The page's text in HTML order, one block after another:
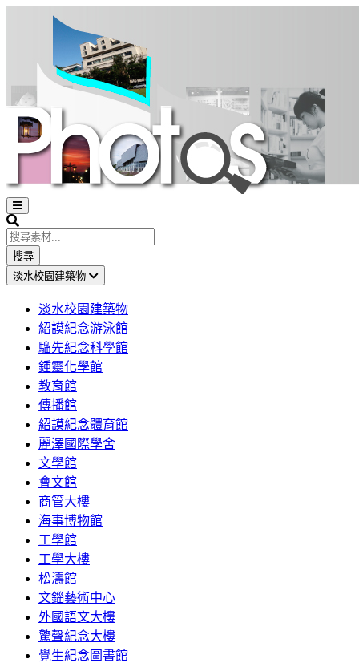
Open
sidebar
Search
搜尋
淡水校園建築物
淡水校園建築物
紹謨紀念游泳館
騮先紀念科學館
鍾靈化學館
教育館
傳播館
紹謨紀念體育館
麗澤國際學舍
文學館
會文館
商管大樓
海事博物館
工學館
工學大樓
松濤館
文錙藝術中心
外國語文大樓
驚聲紀念大樓
覺生紀念圖書館